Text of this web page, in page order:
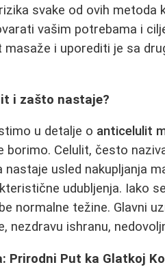
svake od ovih metoda
vašim potrebama i
i uporediti je sa
i zašto nastaje?
u detalje o anticelulit
borimo. Celulit, često
usled nakupljanja
udubljenja. Iako
normalne težine. Glavni
nezdravu ishranu,
Prirodni Put ka Glatkoj